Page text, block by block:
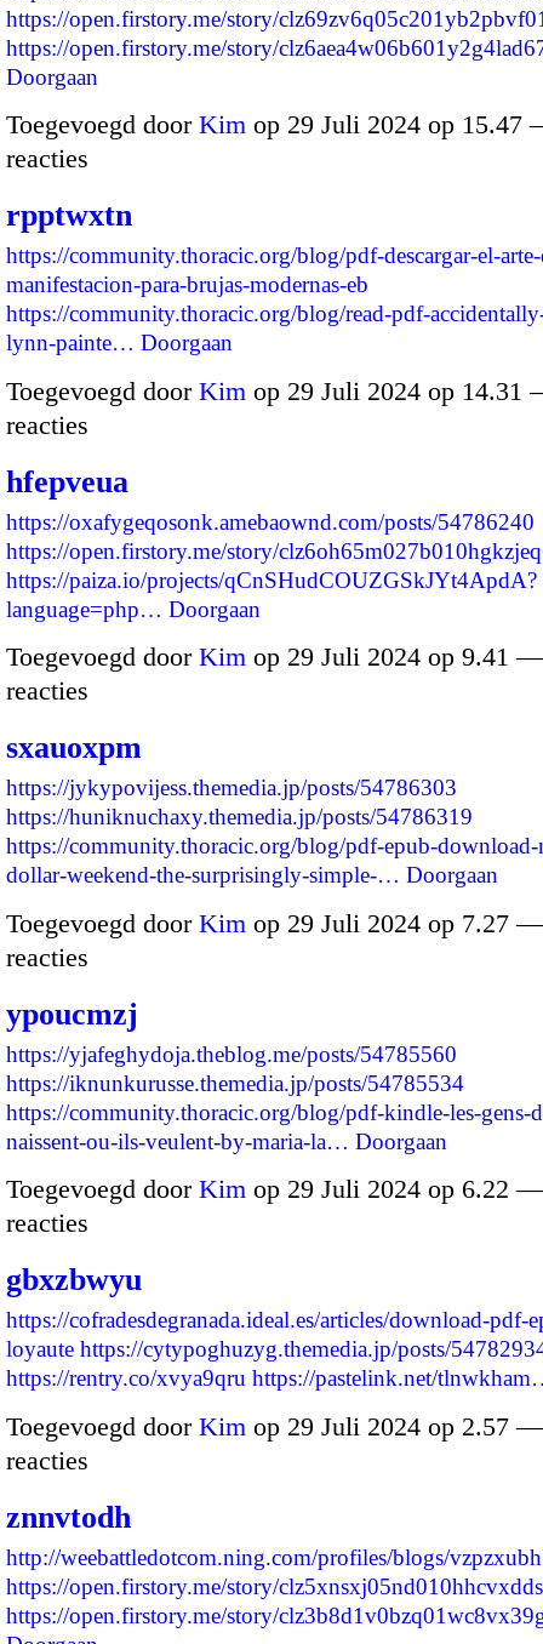
https://open.firstory.me/story/
https://open.firstory.me/story/
Doorgaan
Toegevoegd door Kim op 29 Juli 2024 op 15.47
reacties
rpptwxtn
https://community.thoracic.org/blog/pdf-descargar-el-
manifestacion-para-brujas-modernas-eb
https://community.thoracic.org/blog/read-pdf-
lynn-painte… Doorgaan
Toegevoegd door Kim op 29 Juli 2024 op 14.31
reacties
hfepveua
https://oxafygeqosonk.amebaownd.com/posts/54786240
https://open.firstory.me/story/
https://paiza.io/projects/qCnSHudCOUZGSkJYt4ApdA?
language=php… Doorgaan
Toegevoegd door Kim op 29 Juli 2024 op 9.41
reacties
sxauoxpm
https://jykypovijess.themedia.jp/posts/54786303
https://huniknuchaxy.themedia.jp/posts/54786319
https://community.thoracic.org/blog/pdf-epub-
dollar-weekend-the-surprisingly-simple-… Doorgaan
Toegevoegd door Kim op 29 Juli 2024 op 7.27
reacties
ypoucmzj
https://yjafeghydoja.theblog.me/posts/54785560
https://iknunkurusse.themedia.jp/posts/54785534
https://community.thoracic.org/blog/pdf-kindle-les-gens-
naissent-ou-ils-veulent-by-maria-la… Doorgaan
Toegevoegd door Kim op 29 Juli 2024 op 6.22
reacties
gbxzbwyu
https://cofradesdegranada.ideal.es/articles/download-pdf-
loyaute https://cytypoghuzyg.themedia.jp/posts/
https://rentry.co/xvya9qru https://pastelink.net/
Toegevoegd door Kim op 29 Juli 2024 op 2.57
reacties
znnvtodh
http://weebattledotcom.ning.com/profiles/blogs/vzpzxubh
https://open.firstory.me/story/
https://open.firstory.me/story/